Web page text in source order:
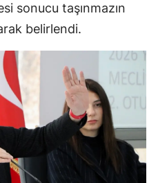
sonucu taşınmazın
belirlendi.